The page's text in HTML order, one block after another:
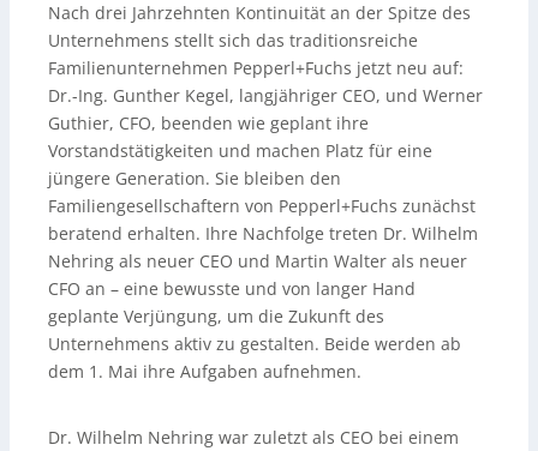
Nach drei Jahrzehnten Kontinuität an der Spitze des
Unternehmens stellt sich das traditionsreiche
Familienunternehmen Pepperl+Fuchs jetzt neu auf:
Dr.-Ing. Gunther Kegel, langjähriger CEO, und Werner
Guthier, CFO, beenden wie geplant ihre
Vorstandstätigkeiten und machen Platz für eine
jüngere Generation. Sie bleiben den
Familiengesellschaftern von Pepperl+Fuchs zunächst
beratend erhalten. Ihre Nachfolge treten Dr. Wilhelm
Nehring als neuer CEO und Martin Walter als neuer
CFO an – eine bewusste und von langer Hand
geplante Verjüngung, um die Zukunft des
Unternehmens aktiv zu gestalten. Beide werden ab
dem 1. Mai ihre Aufgaben aufnehmen.
Dr. Wilhelm Nehring war zuletzt als CEO bei einem